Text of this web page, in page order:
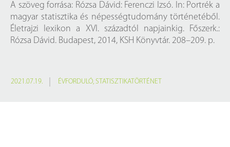
A szöveg forrása: Rózsa Dávid: Ferenczi Izsó. In: Portrék a
magyar statisztika és népességtudomány történetéből.
Életrajzi lexikon a XVI. századtól napjainkig. Főszerk.:
Rózsa Dávid. Budapest, 2014, KSH Könyvtár. 208–209. p.
2021.07.19. ÉVFORDULÓ, STATISZTIKATÖRTÉNET